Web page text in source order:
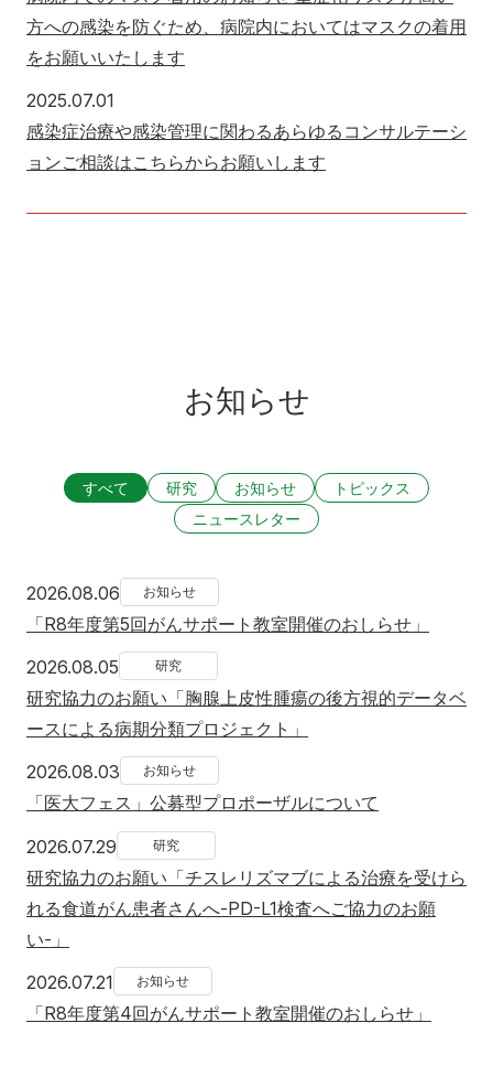
方への感染を防ぐため、病院内においてはマスクの着用
をお願いいたします
2025.07.01
感染症治療や感染管理に関わるあらゆるコンサルテーシ
ョンご相談はこちらからお願いします
お知らせ
すべて 研究 お知らせ
トピックス
ニュースレター
2026.08.06 2026年8月6日
お知らせ
「R8年度第5回がんサポート教室開催のおしらせ」
2026.08.05 2026年8月5日
研究
研究協力のお願い「胸腺上皮性腫瘍の後方視的データベ
ースによる病期分類プロジェクト」
2026.08.03 2026年8月3日
お知らせ
「医大フェス」公募型プロポーザルについて
2026.07.29 2026年7月29日
研究
研究協力のお願い「チスレリズマブによる治療を受けら
れる食道がん患者さんへ-PD-L1検査へご協力のお願
い-」
2026.07.21 2026年7月21日
お知らせ
「R8年度第4回がんサポート教室開催のおしらせ」